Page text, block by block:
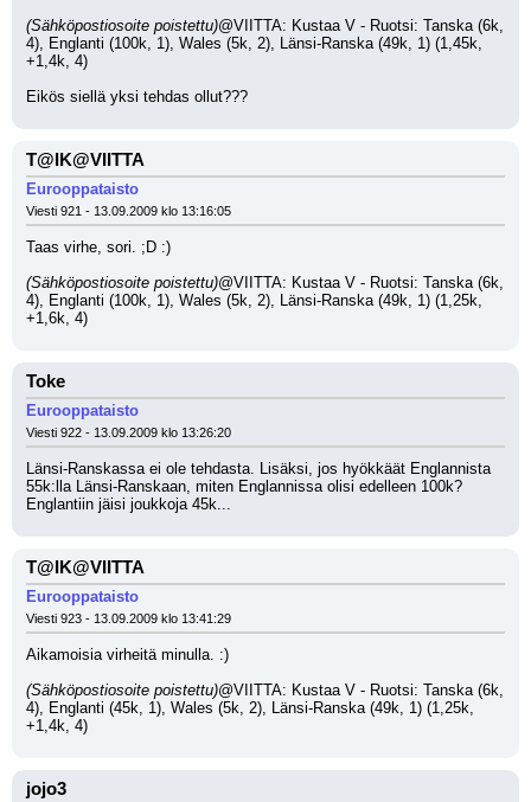
(Sähköpostiosoite poistettu)@VIITTA: Kustaa V - Ruotsi: Tanska (6k,
4), Englanti (100k, 1), Wales (5k, 2), Länsi-Ranska (49k, 1) (1,45k,
+1,4k, 4)
Eikös siellä yksi tehdas ollut???
T@IK@VIITTA
Eurooppataisto
Viesti 921 - 13.09.2009 klo 13:16:05
Taas virhe, sori. ;D :)
(Sähköpostiosoite poistettu)@VIITTA: Kustaa V - Ruotsi: Tanska (6k,
4), Englanti (100k, 1), Wales (5k, 2), Länsi-Ranska (49k, 1) (1,25k,
+1,6k, 4)
Toke
Eurooppataisto
Viesti 922 - 13.09.2009 klo 13:26:20
Länsi-Ranskassa ei ole tehdasta. Lisäksi, jos hyökkäät Englannista
55k:lla Länsi-Ranskaan, miten Englannissa olisi edelleen 100k?
Englantiin jäisi joukkoja 45k...
T@IK@VIITTA
Eurooppataisto
Viesti 923 - 13.09.2009 klo 13:41:29
Aikamoisia virheitä minulla. :)
(Sähköpostiosoite poistettu)@VIITTA: Kustaa V - Ruotsi: Tanska (6k,
4), Englanti (45k, 1), Wales (5k, 2), Länsi-Ranska (49k, 1) (1,25k,
+1,4k, 4)
jojo3